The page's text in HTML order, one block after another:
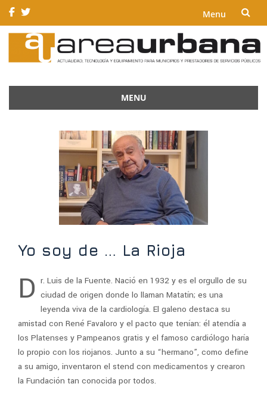
Menu
Skip
to
MENU
Yo soy de … La Rioja
D r. Luis de la Fuente. Nació en 1932 y es el orgullo de su
ciudad de origen donde lo llaman Matatín; es una
leyenda viva de la cardiología. El galeno destaca su
amistad con René Favaloro y el pacto que tenían: él atendía a
los Platenses y Pampeanos gratis y el famoso cardiólogo haría
lo propio con los riojanos. Junto a su “hermano”, como define
a su amigo, inventaron el stend con medicamentos y crearon
la Fundación tan conocida por todos.